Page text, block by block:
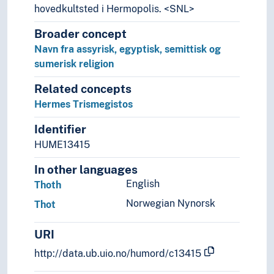
hovedkultsted i Hermopolis. <SNL>
Broader concept
Navn fra assyrisk, egyptisk, semittisk og
sumerisk religion
Related concepts
Hermes Trismegistos
Identifier
HUME13415
In other languages
English
Thoth
Norwegian Nynorsk
Thot
URI
http://data.ub.uio.no/humord/c13415